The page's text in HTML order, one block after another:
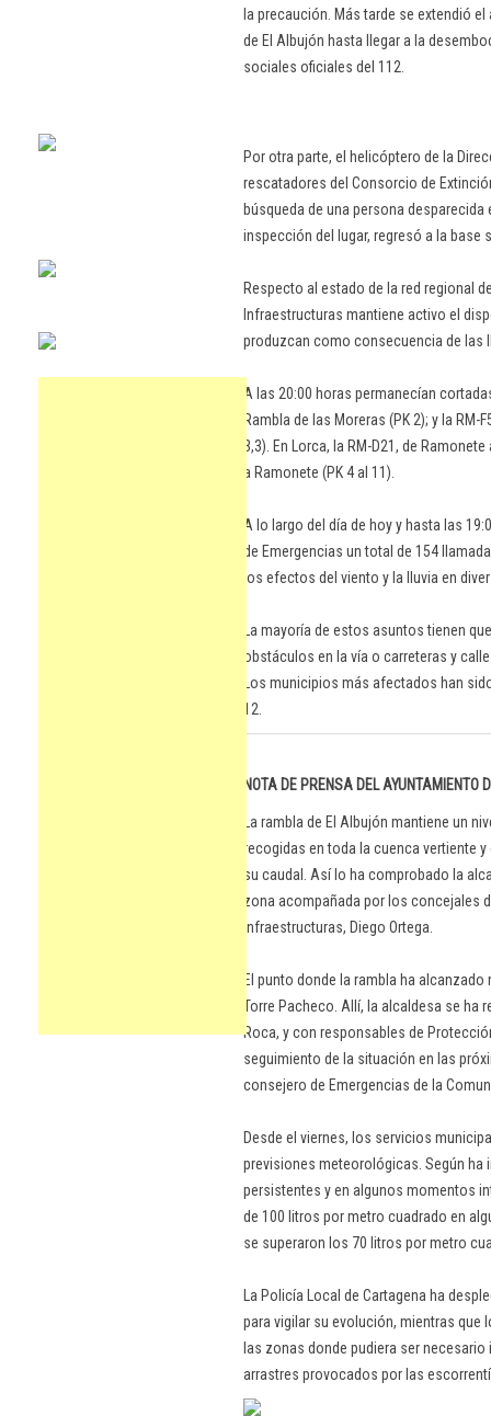
la precaución. Más tarde se extendió
de El Albujón hasta llegar a la
sociales oficiales del 112.
Por otra parte, el helicóptero de la
rescatadores del Consorcio de
búsqueda de una persona
inspección del lugar, regresó a la base
Respecto al estado de la red regional
Infraestructuras mantiene activo el
produzcan como consecuencia de las
A las 20:00 horas permanecían
Rambla de las Moreras (PK 2); y la
3,3). En Lorca, la RM-D21, de
a Ramonete (PK 4 al 11).
A lo largo del día de hoy y hasta las
de Emergencias un total de 154
los efectos del viento y la lluvia en
La mayoría de estos asuntos tienen
obstáculos en la vía o carreteras y
Los municipios más afectados han
12.
NOTA DE PRENSA DEL AYUNTAMIENTO
La rambla de El Albujón mantiene un
recogidas en toda la cuenca vertiente
su caudal. Así lo ha comprobado la
zona acompañada por los concejales
Infraestructuras, Diego Ortega.
El punto donde la rambla ha
Torre Pacheco. Allí, la alcaldesa se ha
Roca, y con responsables de
seguimiento de la situación en las
consejero de Emergencias de la
Desde el viernes, los servicios
previsiones meteorológicas. Según
persistentes y en algunos momentos
de 100 litros por metro cuadrado en
se superaron los 70 litros por metro
La Policía Local de Cartagena ha
para vigilar su evolución, mientras
las zonas donde pudiera ser
arrastres provocados por las